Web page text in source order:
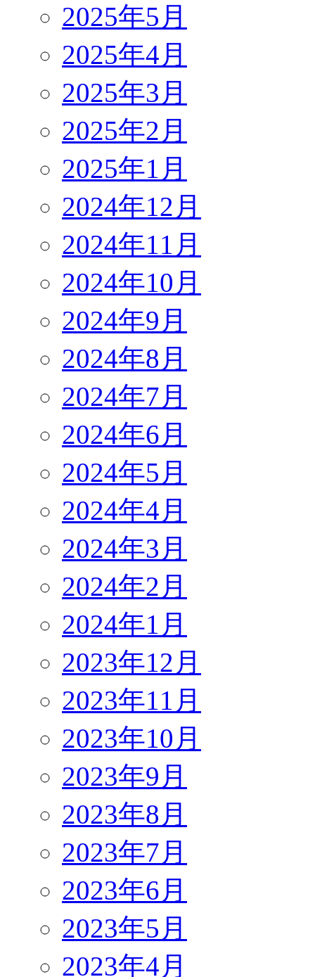
2025年5月
2025年4月
2025年3月
2025年2月
2025年1月
2024年12月
2024年11月
2024年10月
2024年9月
2024年8月
2024年7月
2024年6月
2024年5月
2024年4月
2024年3月
2024年2月
2024年1月
2023年12月
2023年11月
2023年10月
2023年9月
2023年8月
2023年7月
2023年6月
2023年5月
2023年4月